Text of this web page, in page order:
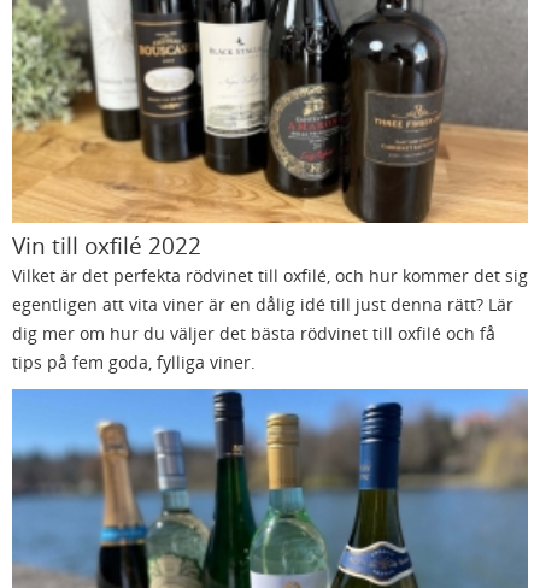
Vin till oxfilé 2022
Vilket är det perfekta rödvinet till oxfilé, och hur kommer det sig
egentligen att vita viner är en dålig idé till just denna rätt? Lär
dig mer om hur du väljer det bästa rödvinet till oxfilé och få
tips på fem goda, fylliga viner.